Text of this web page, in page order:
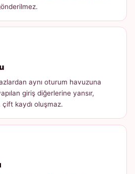
aynı oturum havuzuna
giriş diğerlerine yansır,
kaydı oluşmaz.